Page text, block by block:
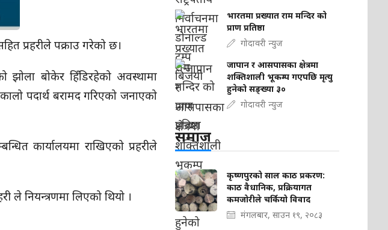
प्रहरीले पक्राउ गरेको छ।
झोला बोकेर हिँडिरहेको अवस्थामा
पदार्थ बरामद गरिएको जनाएको
कार्यालयमा राखिएको प्रहरीले
ले नियन्त्रणमा लिएको थियो ।
भारतमा प्रख्यात राम मन्दिर को
प्राण प्रतिष्ठा
गोदावरी न्युज
जापान र आसपासका क्षेत्रमा
शक्तिशाली भूकम्प गएपछि मृत्यु
हुनेको सङ्ख्या ३०
गोदावरी न्युज
समाज
कृष्णपुरको साल काठ प्रकरण:
काठ वैधानिक, प्रक्रियागत
कमजोरीले चर्कियो विवाद
मंगलबार, साउन १९, २०८३